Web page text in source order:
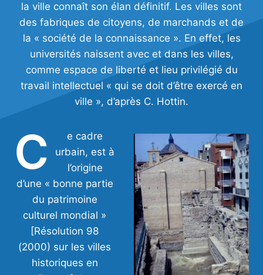
la ville connaît son élan définitif. Les villes sont
des fabriques de citoyens, de marchands et de
la « société de la connaissance ». En effet, les
universités naissent avec et dans les villes,
comme espace de liberté et lieu privilégié du
travail intellectuel « qui se doit d’être exercé en
ville », d’après C. Hottin.
C
e cadre
urbain, est à
l’origine
d’une « bonne partie
du patrimoine
culturel mondial »
[Résolution 98
(2000) sur les villes
historiques en